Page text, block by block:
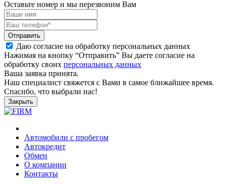
Оставьте номер и мы перезвоним Вам
Отправить
Даю согласие на обработку персональных данных
Нажимая на кнопку “Отправить” Вы даете согласие на
обработку своих персональных данных
Ваша заявка принята.
Наш специалист свяжется с Вами в самое ближайшее время.
Спасибо, что выбрали нас!
Закрыть
Автомобили с пробегом
Автокредит
Обмен
О компании
Контакты